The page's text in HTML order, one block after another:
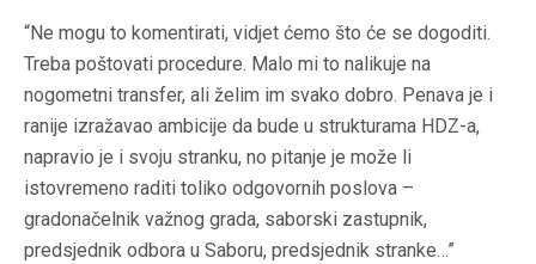
“Ne mogu to komentirati, vidjet ćemo što će se dogoditi.
Treba poštovati procedure. Malo mi to nalikuje na
nogometni transfer, ali želim im svako dobro. Penava je i
ranije izražavao ambicije da bude u strukturama HDZ-a,
napravio je i svoju stranku, no pitanje je može li
istovremeno raditi toliko odgovornih poslova –
gradonačelnik važnog grada, saborski zastupnik,
predsjednik odbora u Saboru, predsjednik stranke…”